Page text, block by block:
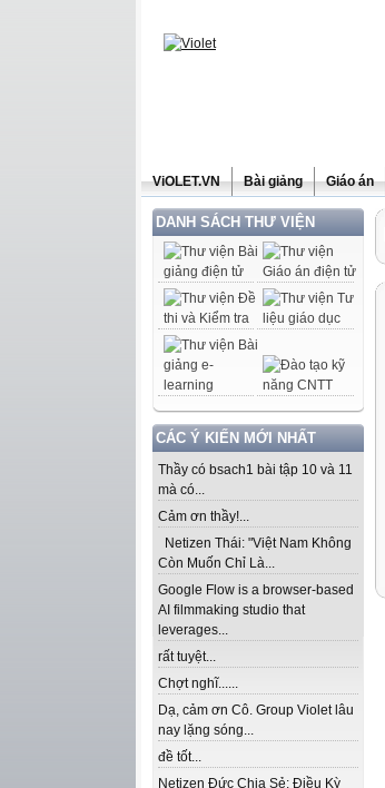
ViOLET.VN Bài giảng Giáo án
DANH SÁCH THƯ VIỆN
CÁC Ý KIẾN MỚI NHẤT
Thầy có bsach1 bài tập 10 và 11
mà có...
Cảm ơn thầy!...
Netizen Thái: "Việt Nam Không
Còn Muốn Chỉ Là...
Google Flow is a browser-based
AI filmmaking studio that
leverages...
rất tuyệt...
Chợt nghĩ......
Dạ, cảm ơn Cô. Group Violet lâu
nay lặng sóng...
đề tốt...
Netizen Đức Chia Sẻ: Điều Kỳ